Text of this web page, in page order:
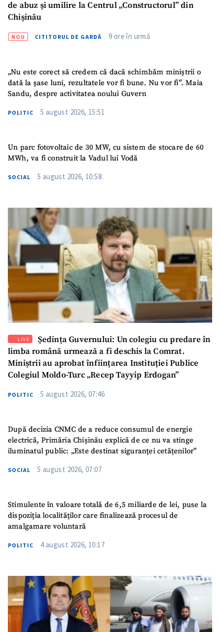
SUSȚINE
de abuz și umilire la Centrul „Constructorul” din
Chișinău
NOU CITITORUL DE GARDĂ 9 ore în urmă
„Nu este corect să credem că dacă schimbăm miniștrii o
dată la șase luni, rezultatele vor fi bune. Nu vor fi”. Maia
Sandu, despre activitatea noului Guvern
POLITIC 5 august 2026, 15:51
Un parc fotovoltaic de 30 MW, cu sistem de stocare de 60
MWh, va fi construit la Vadul lui Vodă
SOCIAL 5 august 2026, 10:58
LIVE
Ședința Guvernului: Un colegiu cu predare în
limba română urmează a fi deschis la Comrat.
Miniștrii au aprobat înființarea Instituției Publice
Colegiul Moldo-Turc „Recep Tayyip Erdogan”
POLITIC 5 august 2026, 07:46
După decizia CNMC de a reduce consumul de energie
electrică, Primăria Chișinău explică de ce nu va stinge
iluminatul public: „Este destinat siguranței cetățenilor”
SOCIAL 5 august 2026, 07:07
Stimulente în valoare totală de 6,5 miliarde de lei, puse la
dispoziția localităților care finalizează procesul de
amalgamare voluntară
POLITIC 4 august 2026, 10:17
Telefon
+ Telefon personal
Am citit și sunt de
confidențialitate.